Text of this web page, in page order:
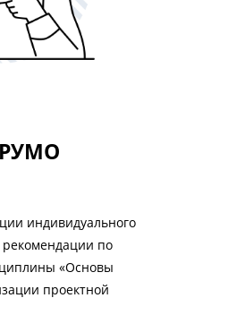
индивидуального
по
«Основы
проектной